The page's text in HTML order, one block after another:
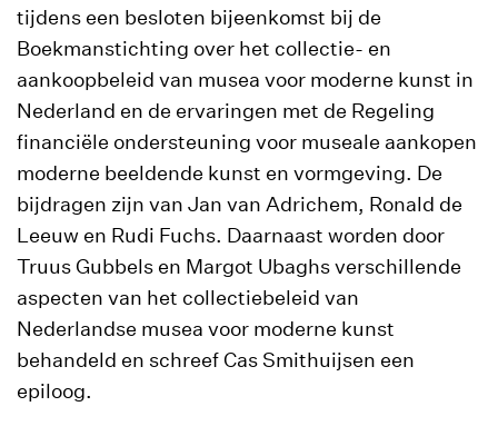
tijdens een besloten bijeenkomst bij de
Boekmanstichting over het collectie- en
aankoopbeleid van musea voor moderne kunst in
Nederland en de ervaringen met de Regeling
financiële ondersteuning voor museale aankopen
moderne beeldende kunst en vormgeving. De
bijdragen zijn van Jan van Adrichem, Ronald de
Leeuw en Rudi Fuchs. Daarnaast worden door
Truus Gubbels en Margot Ubaghs verschillende
aspecten van het collectiebeleid van
Nederlandse musea voor moderne kunst
behandeld en schreef Cas Smithuijsen een
epiloog.